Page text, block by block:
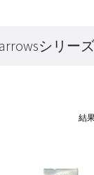
シリー
結